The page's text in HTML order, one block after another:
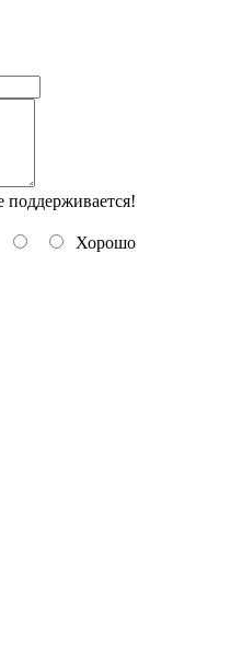
поддерживается!
Хорошо